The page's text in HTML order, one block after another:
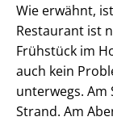
Wie erwähnt,
Restaurant ist
Frühstück im
auch kein
unterwegs.
Strand. Am